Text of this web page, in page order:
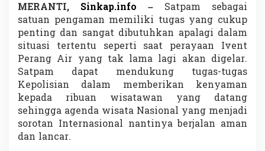
p
a
m
K
e
-
3
5
W
a
b
MERANTI, Sinkap.info – Satpam sebagai
satuan pengaman memiliki tugas yang cukup
penting dan sangat dibutuhkan apalagi dalam
situasi tertentu seperti saat perayaan Ivent
Perang Air yang tak lama lagi akan digelar.
Satpam dapat mendukung tugas-tugas
Kepolisian dalam memberikan kenyaman
kepada ribuan wisatawan yang datang
sehingga agenda wisata Nasional yang menjadi
sorotan Internasional nantinya berjalan aman
dan lancar.